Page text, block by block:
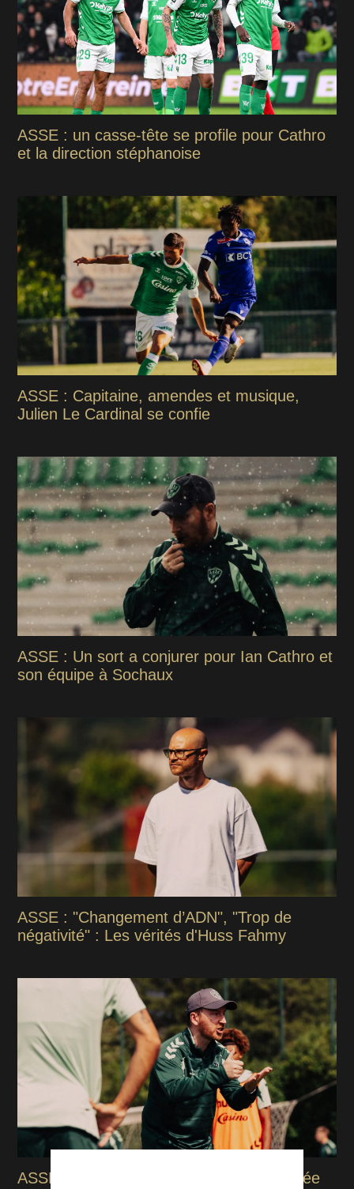
ASSE : un casse-tête se profile pour Cathro
et la direction stéphanoise
ASSE : Capitaine, amendes et musique,
Julien Le Cardinal se confie
ASSE : Un sort a conjurer pour Ian Cathro et
son équipe à Sochaux
ASSE : "Changement d’ADN", "Trop de
négativité" : Les vérités d'Huss Fahmy
ASSE : La première décision forte imposée